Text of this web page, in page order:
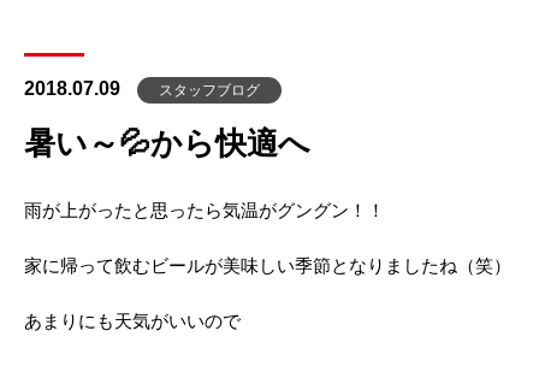
2018.07.09 スタッフブログ
暑い～💦から快適へ
雨が上がったと思ったら気温がグングン！！
家に帰って飲むビールが美味しい季節となりましたね（笑）
あまりにも天気がいいので